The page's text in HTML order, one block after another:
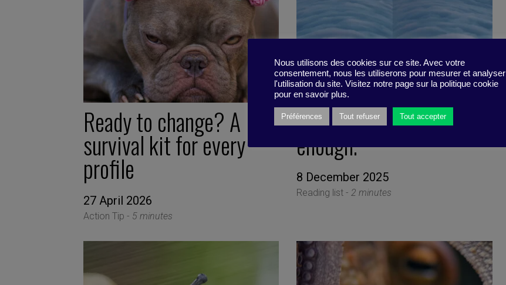
Ready to change? A
survival kit for every
profile
27 April 2026
Action Tip - 5 minutes
Awareness is not
enough.
8 December 2025
Reading list - 2 minutes
Nous utilisons des cookies sur ce site. Avec votre
consentement, nous les utiliserons pour mesurer et analyser
l'utilisation du site. Visitez notre page sur la politique cookie
pour en savoir plus.
Préférences Tout refuser Tout accepter